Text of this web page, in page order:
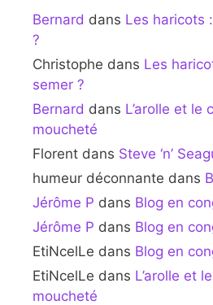
Bernard dans Les haricots
?
Christophe dans Les
semer ?
Bernard dans L’arolle et le
moucheté
Florent dans Steve ‘n’
humeur déconnante dans
Jérôme P dans Blog en
Jérôme P dans Blog en
EtiNcelLe dans Blog en
EtiNcelLe dans L’arolle et
moucheté